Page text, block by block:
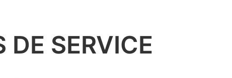
DE SERVICE